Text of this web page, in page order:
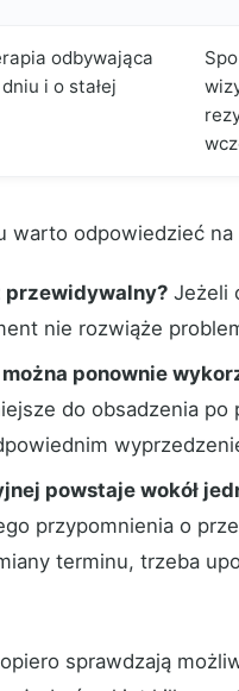
odbywająca
i o stałej
warto odpowiedzieć
przewidywalny?Jeżeli
nie rozwiąże
ponownie
do obsadzenia po
powstaje wokół
przypomnienia o
terminu, trzeba
sprawdzają